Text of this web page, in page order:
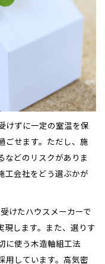
けずに一定の室温を保
ごせます。ただし、施
などのリスクがありま
工会社をどう選ぶかが
けたハウスメーカーで
現します。また、選りす
に使う木造軸組工法
用しています。高気密